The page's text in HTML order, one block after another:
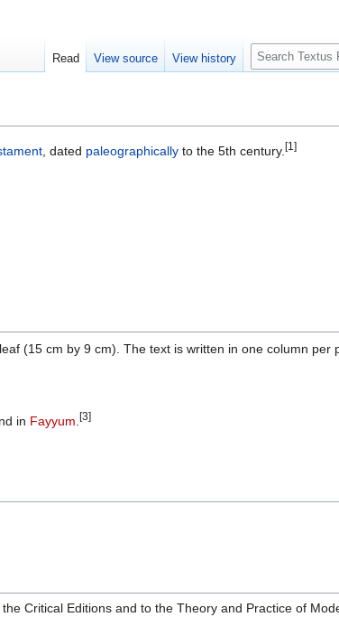
, dated paleographically to the 5th century. [1]
(15 cm by 9 cm). The text is written in one column per
in Fayyum. [3]
Critical Editions and to the Theory and Practice of
Read View source View history
S
e
c
h